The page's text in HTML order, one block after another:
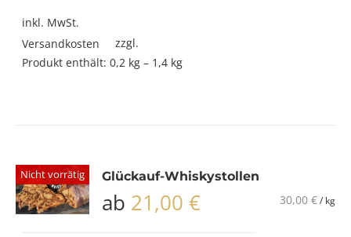
inkl. MwSt.
zzgl.
Versandkosten
Produkt enthält: 0,2 kg – 1,4 kg
Nicht vorrätig Glückauf-Whiskystollen
ab 21,00€ 30,00 €/ kg